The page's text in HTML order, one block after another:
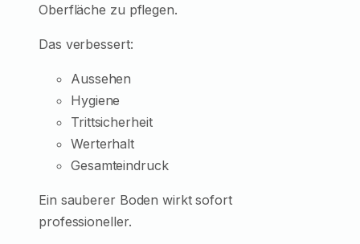
Oberfläche zu pflegen.
Das verbessert:
Aussehen
Hygiene
Trittsicherheit
Werterhalt
Gesamteindruck
Ein sauberer Boden wirkt sofort
professioneller.